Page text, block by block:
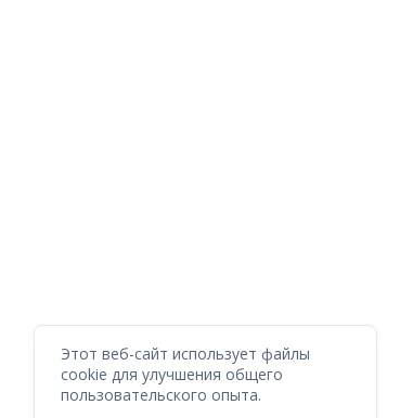
Этот веб-сайт использует файлы
cookie для улучшения общего
пользовательского опыта.